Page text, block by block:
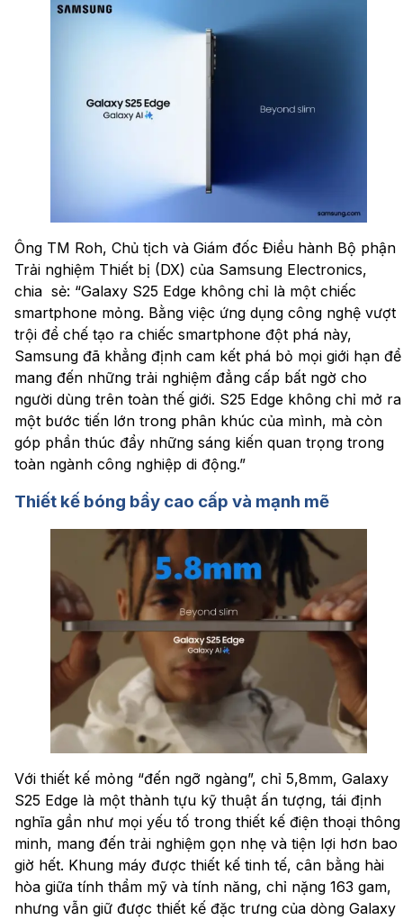
Ông TM Roh, Chủ tịch và Giám đốc Điều hành Bộ phận
Trải nghiệm Thiết bị (DX) của Samsung Electronics,
chia sẻ: “Galaxy S25 Edge không chỉ là một chiếc
smartphone mỏng. Bằng việc ứng dụng công nghệ vượt
trội để chế tạo ra chiếc smartphone đột phá này,
Samsung đã khẳng định cam kết phá bỏ mọi giới hạn để
mang đến những trải nghiệm đẳng cấp bất ngờ cho
người dùng trên toàn thế giới. S25 Edge không chỉ mở ra
một bước tiến lớn trong phân khúc của mình, mà còn
góp phần thúc đẩy những sáng kiến quan trọng trong
toàn ngành công nghiệp di động.”
Thiết kế bóng bẩy cao cấp và mạnh mẽ
Với thiết kế mỏng “đến ngỡ ngàng”, chỉ 5,8mm, Galaxy
S25 Edge là một thành tựu kỹ thuật ấn tượng, tái định
nghĩa gần như mọi yếu tố trong thiết kế điện thoại thông
minh, mang đến trải nghiệm gọn nhẹ và tiện lợi hơn bao
giờ hết. Khung máy được thiết kế tinh tế, cân bằng hài
hòa giữa tính thẩm mỹ và tính năng, chỉ nặng 163 gam,
nhưng vẫn giữ được thiết kế đặc trưng của dòng Galaxy